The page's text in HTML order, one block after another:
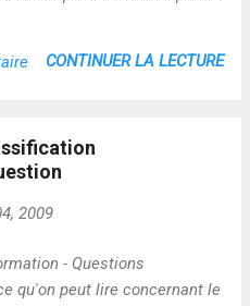
CONTINUER LA LECTURE
2009
- Questions
qu'on peut lire concernant le